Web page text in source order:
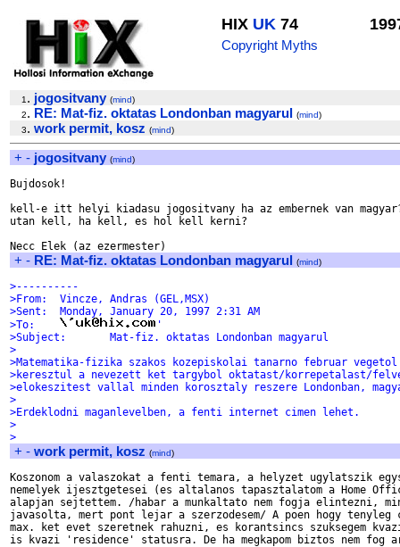
HIX UK 74
Copyright Myths
1 . jogositvany (mind)
2. RE: Mat-fiz. oktatas Londonban magyarul (mind)
3. work permit, kosz (mind)
+ - jogositvany (mind)
Bujdosok!
kell-e itt helyi kiadasu jogositvany ha az embernek van
utan kell, ha kell, es hol kell kerni?
+ - RE: Mat-fiz. oktatas Londonban magyarul (mind)
>----------
>From: 	Vincze, Andras (GEL,MSX)
>Sent: 	Monday, January 20, 1997 2:31 AM
'
>Subject: 	Mat-fiz. oktatas Londonban magyarul
>
>Matematika-fizika szakos kozepiskolai tanarno februar
>keresztul a nevezett ket targybol oktatast/korrepetalast/
>elokeszitest vallal minden korosztaly reszere Londonban,
>
>Erdeklodni maganlevelben, a fenti internet cimen lehet.
>
>
+ - work permit, kosz (mind)
Koszonom a valaszokat a fenti temara, a helyzet ugylatszik
nemelyek ijesztgetesei (es altalanos tapasztalatom a Home
alapjan sejtettem. /habar a munkaltato nem fogja elintezni,
javasolta, mert pont lejar a szerzodesem/ A poen hogy tenyleg
max. ket evet szeretnek rahuzni, es korantsincs szuksegem
is kvazi 'residence' statusra. De ha megkapom biztos nem